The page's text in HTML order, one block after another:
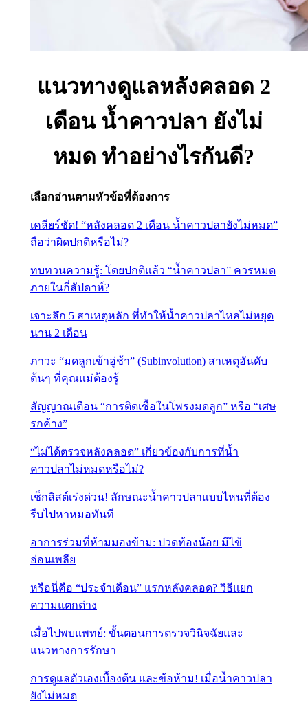
แนวทางดูแลหลังคลอด 2
เดือน น้ำคาวปลา ยังไม่
หมด ทำอย่างไรกันดี?
เลือกอ่านตามหัวข้อที่ต้องการ
เคลียร์ชัด! “หลังคลอด 2 เดือน น้ำคาวปลายังไม่หมด”
ถือว่าผิดปกติหรือไม่?
ทบทวนความรู้: โดยปกติแล้ว “น้ำคาวปลา” ควรหมด
ภายในกี่สัปดาห์?
เจาะลึก 5 สาเหตุหลัก ที่ทำให้น้ำคาวปลาไหลไม่หยุด
นาน 2 เดือน
ภาวะ “มดลูกเข้าอู่ช้า” (Subinvolution) สาเหตุอันดับ
ต้นๆ ที่คุณแม่ต้องรู้
สัญญาณเตือน “การติดเชื้อในโพรงมดลูก” หรือ “เศษ
รกค้าง”
“ไม่ได้ตรวจหลังคลอด” เกี่ยวข้องกับการที่น้ำ
คาวปลาไม่หมดหรือไม่?
เช็กลิสต์เร่งด่วน! ลักษณะน้ำคาวปลาแบบไหนที่ต้อง
รีบไปหาหมอทันที
อาการร่วมที่ห้ามมองข้าม: ปวดท้องน้อย มีไข้
อ่อนเพลีย
หรือนี่คือ “ประจำเดือน” แรกหลังคลอด? วิธีแยก
ความแตกต่าง
เมื่อไปพบแพทย์: ขั้นตอนการตรวจวินิจฉัยและ
แนวทางการรักษา
การดูแลตัวเองเบื้องต้น และข้อห้าม! เมื่อน้ำคาวปลา
ยังไม่หมด